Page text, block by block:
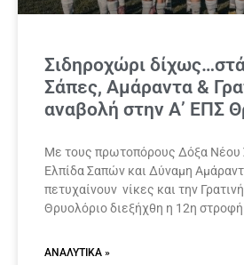
Σιδηροχώρι
Σάπες, Αμάραντα &
αναβολή στην Α’ ΕΠΣ
Με τους πρωτοπόρους Δόξα Νέου
Ελπίδα Σαπών και Δύναμη
πετυχαίνουν νίκες και την
Θρυολόριο διεξήχθη η 12η στροφή
ΑΝΑΛΥΤΙΚΆ »